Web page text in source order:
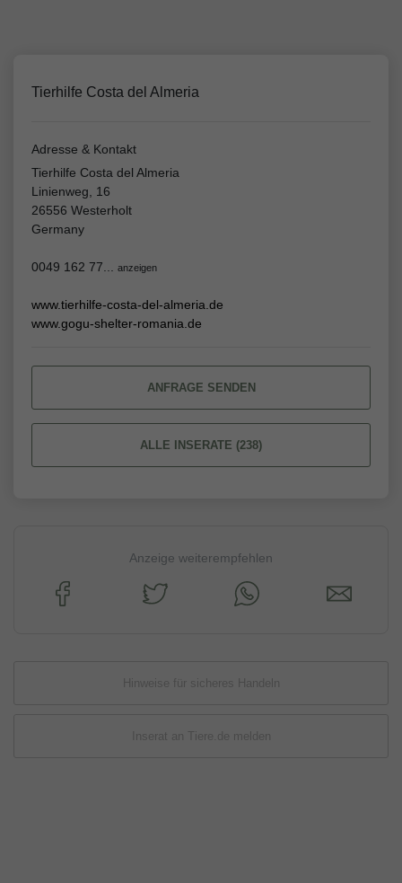
Tierhilfe Costa del Almeria
Adresse & Kontakt
Tierhilfe Costa del Almeria
Linienweg, 16
26556 Westerholt
Germany
0049 162 77... anzeigen
www.tierhilfe-costa-del-almeria.de
www.gogu-shelter-romania.de
ANFRAGE SENDEN
ALLE INSERATE (238)
Anzeige weiterempfehlen
Hinweise für sicheres Handeln
Inserat an Tiere.de melden